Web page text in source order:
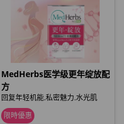
MedHerbs医学级更年绽放配
方
回复年轻机能.私密魅力.水光肌
限時優惠